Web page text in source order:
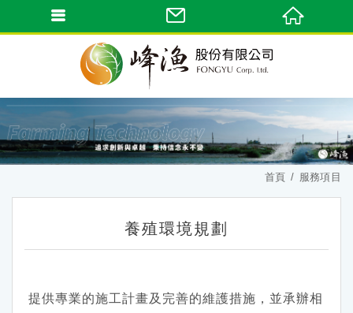
首頁 服務項目
養殖環境規劃
提供專業的施工計畫及完善的維護措施，並承辦相